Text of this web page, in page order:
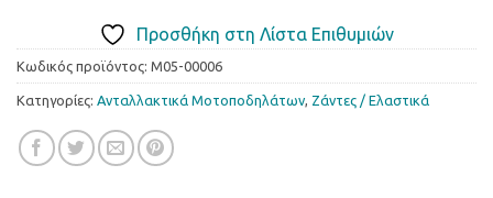
Προσθήκη στη Λίστα Επιθυμιών
Κωδικός προϊόντος: M05-00006
Κατηγορίες: Ανταλλακτικά Μοτοποδηλάτων Ζάντες / Ελαστικά